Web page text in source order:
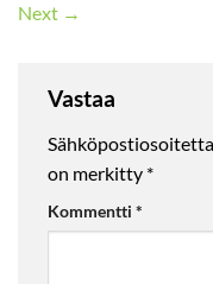
Next →
Vastaa
on merkitty *
Kommentti *